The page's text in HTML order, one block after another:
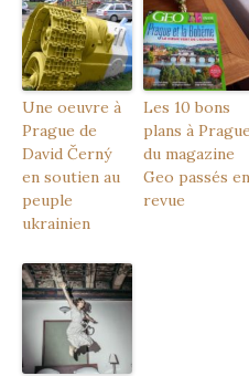
Une oeuvre à
Prague de
David Černý
en soutien au
peuple
ukrainien
Les 10 bons
plans à Prague
du magazine
Geo passés en
revue